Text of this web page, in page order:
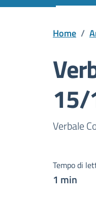
Home /
Verbale
Tempo di
1 min